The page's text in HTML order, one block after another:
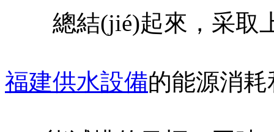
總結(jié)起來，采取
福建供水設備的能源消耗